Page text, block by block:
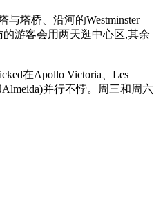
塔桥、沿河的Westminster
的游客会用两天逛中心区,其余
在Apollo Victoria、Les
Almeida)并行不悖。周三和周六